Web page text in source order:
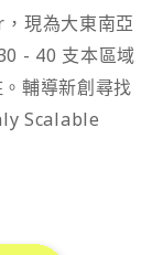
現為大東南亞
- 40 支本區域
輔導新創尋找
Scalable